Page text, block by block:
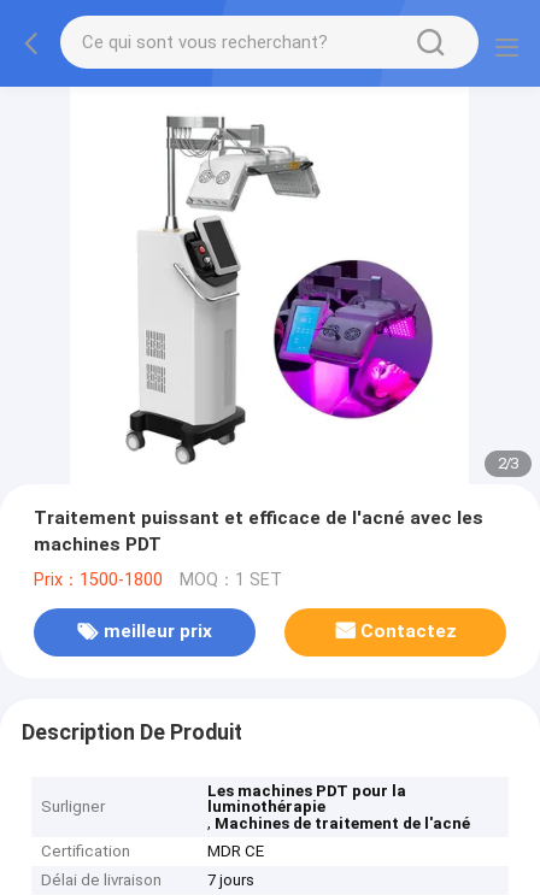
2/3
Traitement puissant et efficace de l'acné avec les
machines PDT
Prix：1500-1800 MOQ：1 SET
meilleur prix Contactez
Description De Produit
Surligner
Les machines PDT pour la
luminothérapie
, Machines de traitement de l'acné
Certification
MDR CE
Délai de livraison
7 jours